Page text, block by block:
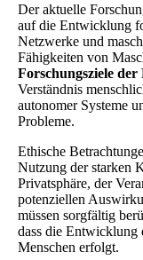
Der aktuelle
auf die Entwicklung
Netzwerke und
Fähigkeiten von
Forschungsziele
Verständnis
autonomer Systeme
Probleme.
Ethische
Nutzung der starken
Privatsphäre, der
potenziellen
müssen sorgfältig
dass die Entwicklung
Menschen erfolgt.